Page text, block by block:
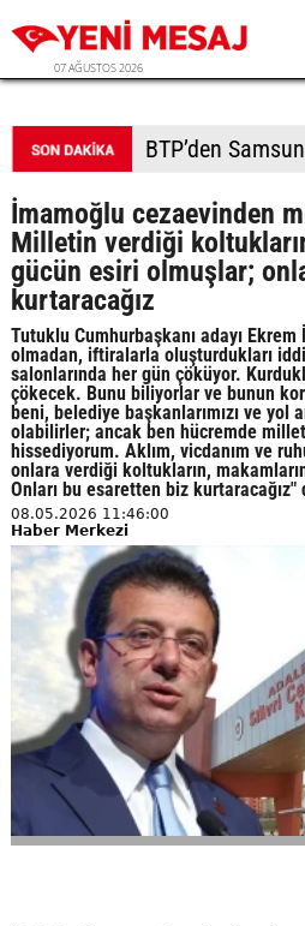
07 AĞUSTOS 2026
İmamoğlu cezaevinden
Milletin verdiği
gücün esiri olmuşlar;
kurtaracağız
Tutuklu Cumhurbaşkanı adayı
olmadan, iftiralarla oluşturdukları
salonlarında her gün çöküyor.
çökecek. Bunu biliyorlar ve bunun
beni, belediye başkanlarımızı ve yol
olabilirler; ancak ben hücremde
hissediyorum. Aklım, vicdanım ve
onlara verdiği koltukların,
Onları bu esaretten biz kurtaracağız"
08.05.2026 11:46:00
Haber Merkezi